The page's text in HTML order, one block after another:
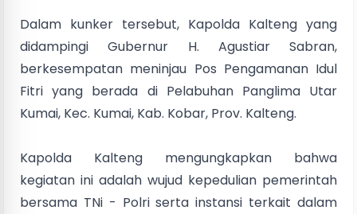
Dalam kunker tersebut, Kapolda Kalteng yang
didampingi Gubernur H. Agustiar Sabran,
berkesempatan meninjau Pos Pengamanan Idul
Fitri yang berada di Pelabuhan Panglima Utar
Kumai, Kec. Kumai, Kab. Kobar, Prov. Kalteng.
Kapolda Kalteng mengungkapkan bahwa
kegiatan ini adalah wujud kepedulian pemerintah
bersama TNi - Polri serta instansi terkait dalam